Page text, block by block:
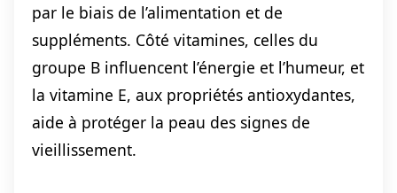
par le biais de l’alimentation et de
suppléments. Côté vitamines, celles du
groupe B influencent l’énergie et l’humeur, et
la vitamine E, aux propriétés antioxydantes,
aide à protéger la peau des signes de
vieillissement.